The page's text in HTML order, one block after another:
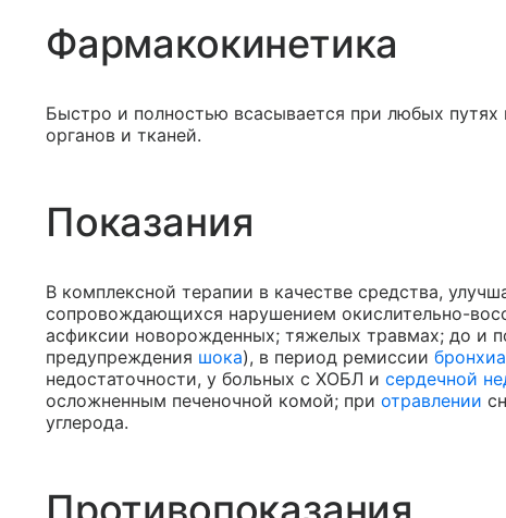
Фармакокинетика
Быстро и полностью всасывается при любых
органов и тканей.
Показания
В комплексной терапии в качестве средства,
сопровождающихся нарушением окислительно-
асфиксии новорожденных; тяжелых травмах; до и
предупреждения шока), в период ремиссии
недостаточности, у больных с ХОБЛ и сердечной
осложненным печеночной комой; при отравлении
углерода.